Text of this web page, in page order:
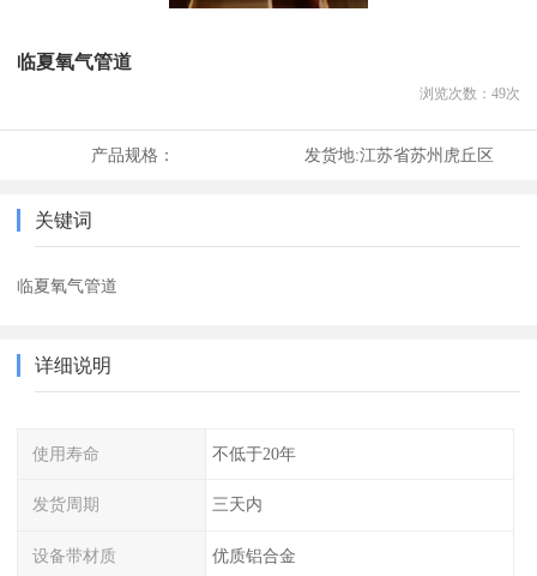
临夏氧气管道
浏览次数： 49次
产品规格： 发货地:江苏省苏州虎丘区
关键词
临夏氧气管道
详细说明
使用寿命 不低于20年
发货周期 三天内
设备带材质 优质铝合金